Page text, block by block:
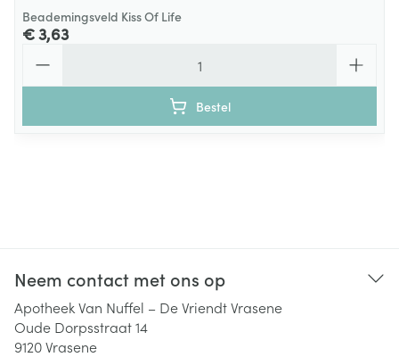
Beademingsveld Kiss Of Life
€ 3,63
Bestel
Neem contact met ons op
Apotheek Van Nuffel – De Vriendt Vrasene
Oude Dorpsstraat 14
9120Vrasene